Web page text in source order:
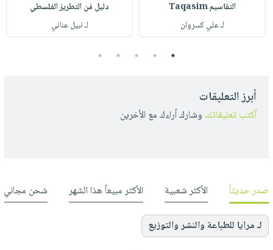
التقاسيم Taqasim
لـ علي كسروان
دليل فن التطريز الفلسطي
لـ نبيل عناني
1
2
3
4
5
أبرز التعليقات
أكتب تعليقاتك وشارك أراءك مع الأخرين
صدر حديثاً الأكثر شعبية الأكثر مبيعاً هذا الشهر شحن مجاني
لـ مرايا للطباعة والنشر والتوزيع